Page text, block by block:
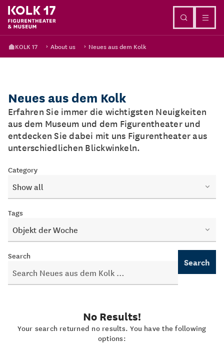
KOLK 17 About us Neues aus dem Kolk
Neues aus dem Kolk
Erfahren Sie immer die wichtigsten Neuigkeiten
aus dem Museum und dem Figurentheater und
entdecken Sie dabei mit uns Figurentheater aus
unterschiedlichen Blickwinkeln.
Category
Show all
Tags
Objekt der Woche
Search
Search
No Results!
Your search returned no results. You have the following
options: